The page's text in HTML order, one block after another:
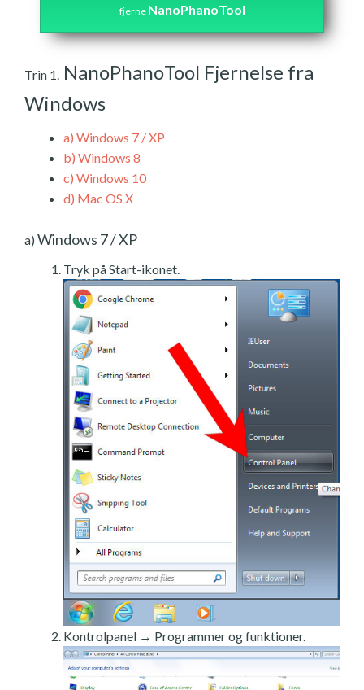
fjerne NanoPhanoTool
Trin 1. NanoPhanoTool Fjernelse fra
Windows
a) Windows 7 / XP
b) Windows 8
c) Windows 10
d) Mac OS X
a) Windows 7 / XP
Tryk på Start-ikonet.
Kontrolpanel → Programmer og funktioner.